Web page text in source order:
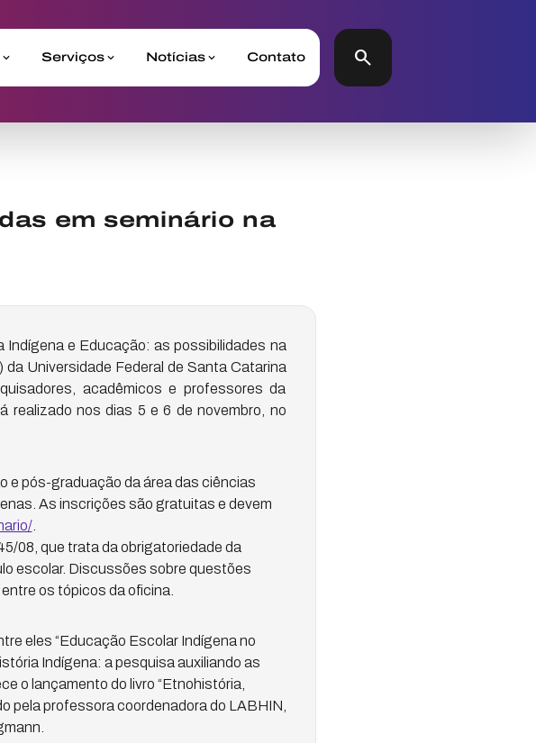
Serviços Notícias Contato search
em seminário na
Indígena e Educação: as possibilidades na
da Universidade Federal de Santa Catarina
acadêmicos e professores da
realizado nos dias 5 e 6 de novembro, no
e pós-graduação da área das ciências
As inscrições são gratuitas e devem
.
08, que trata da obrigatoriedade da
escolar. Discussões sobre questões
os tópicos da oficina.
eles “Educação Escolar Indígena no
Indígena: a pesquisa auxiliando as
o lançamento do livro “Etnohistória,
pela professora coordenadora do LABHIN,